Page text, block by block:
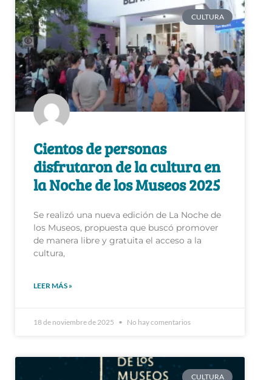
CULTURA
Cientos de personas
disfrutaron de la cultura en
la Noche de los Museos 2025
Se realizó una nueva edición de La Noche de
los Museos, propuesta que buscó promover
de manera libre y gratuita el acceso a la
cultura,
LEER MÁS »
18 de noviembre de 2025 No hay comentarios
CULTURA